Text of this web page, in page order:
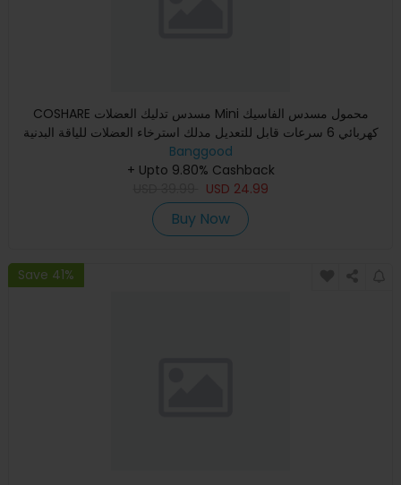
COSHARE مسدس تدليك العضلات Mini محمول مسدس الفاسيك
كهربائي 6 سرعات قابل للتعديل مدلك استرخاء العضلات للياقة البدنية
Banggood
+ Upto 9.80% Cashback
USD 24.99
Buy Now
Save 41%